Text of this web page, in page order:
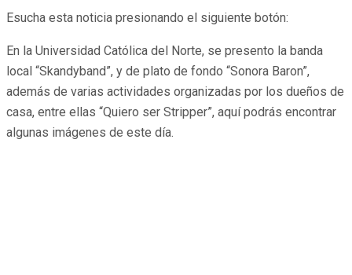
Esucha esta noticia presionando el siguiente botón:
En la Universidad Católica del Norte, se presento la banda
local “Skandyband”, y de plato de fondo “Sonora Baron”,
además de varias actividades organizadas por los dueños de
casa, entre ellas “Quiero ser Stripper”, aquí podrás encontrar
algunas imágenes de este día.